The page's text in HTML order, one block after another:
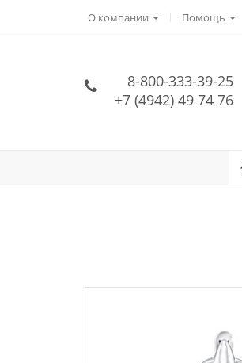
О компании Помощь
8-800-333-39-25
+7 (4942) 49 74 76